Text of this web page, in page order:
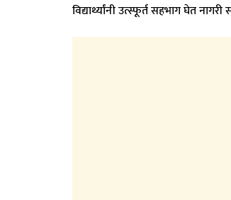
विद्यार्थ्यांनी उत्स्फूर्त सहभाग घेत